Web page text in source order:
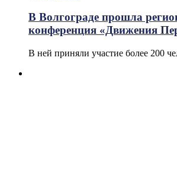
В Волгограде прошла
конференция «Движения
В ней приняли участие более 200